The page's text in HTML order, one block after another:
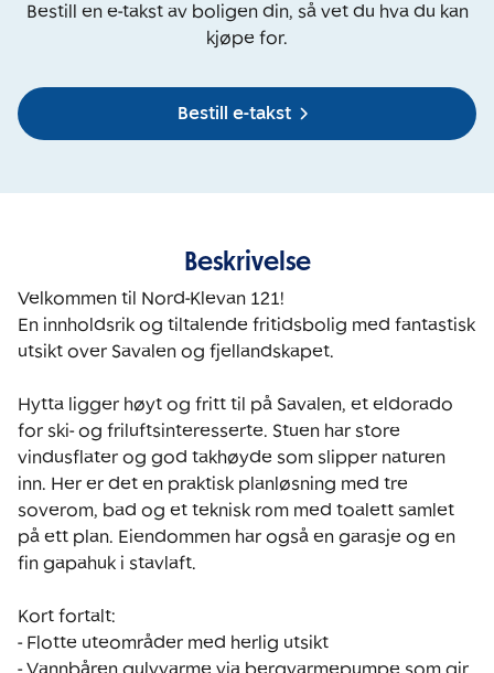
Bestill en e-takst av boligen din, så vet du hva du kan
kjøpe for.
Bestill e-takst
Beskrivelse
Velkommen til Nord-Klevan 121!
En innholdsrik og tiltalende fritidsbolig med fantastisk
utsikt over Savalen og fjellandskapet.
Hytta ligger høyt og fritt til på Savalen, et eldorado
for ski- og friluftsinteresserte. Stuen har store
vindusflater og god takhøyde som slipper naturen
inn. Her er det en praktisk planløsning med tre
soverom, bad og et teknisk rom med toalett samlet
på ett plan. Eiendommen har også en garasje og en
fin gapahuk i stavlaft.
Kort fortalt:
- Flotte uteområder med herlig utsikt